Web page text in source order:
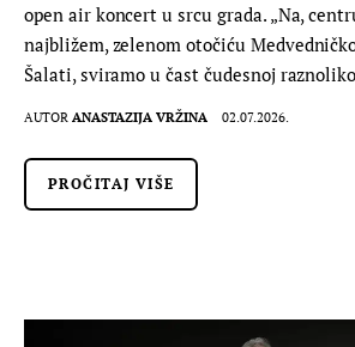
open air koncert u srcu grada. „Na,
najbližem, zelenom otočiću
Šalati, sviramo u čast čudesnoj
AUTOR ANASTAZIJA VRŽINA 02.07.2026.
PROČITAJ VIŠE